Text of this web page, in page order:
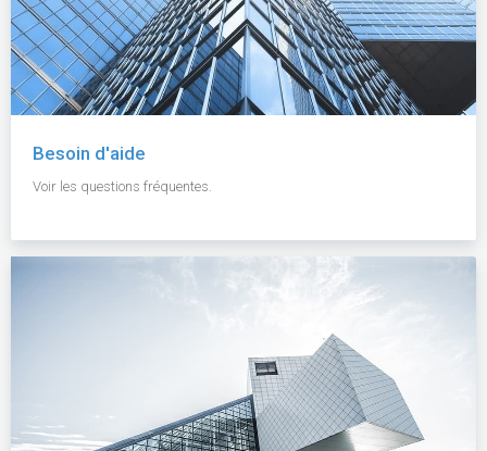
Besoin d'aide
Voir les questions fréquentes.